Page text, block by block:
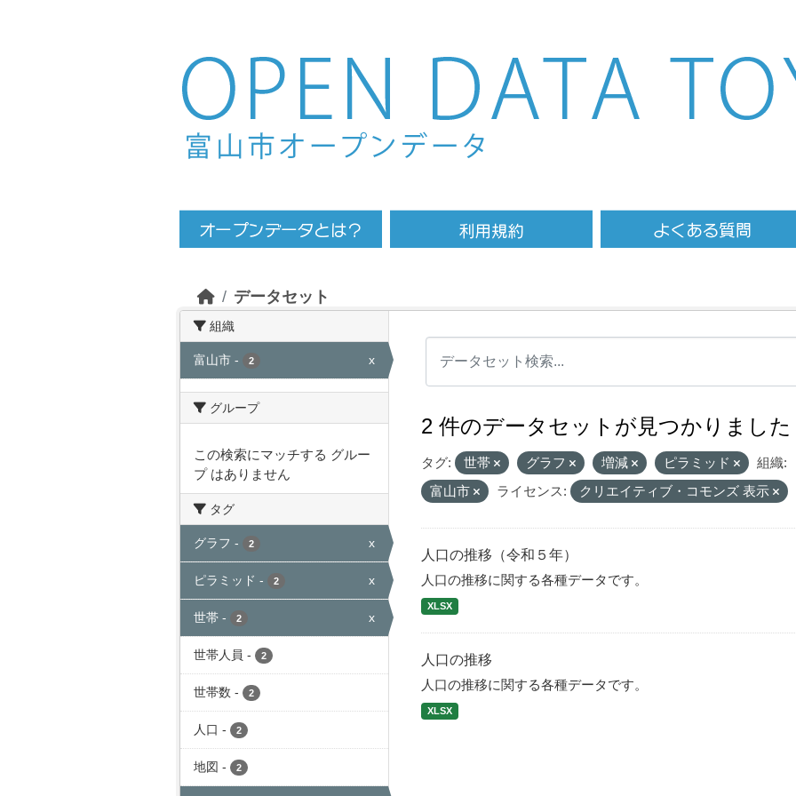
Skip to main content
データセット
組織
富山市 - 2 x
グループ
この検索にマッチする グルー
プ はありません
タグ
グラフ - 2 x
ピラミッド - 2 x
世帯 - 2 x
世帯人員 - 2
世帯数 - 2
人口 - 2
地図 - 2
2 件のデータセットが見つかりました
タグ: 世帯 グラフ 増減 ピラミッド
組織:
富山市
ライセンス: クリエイティブ・コモンズ 表示
人口の推移（令和５年）
人口の推移に関する各種データです。
XLSX
人口の推移
人口の推移に関する各種データです。
XLSX